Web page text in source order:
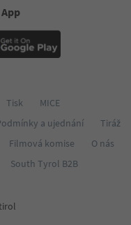
Tisk
MICE
a ujednání
Tiráž
Filmová komise
O nás
South Tyrol B2B